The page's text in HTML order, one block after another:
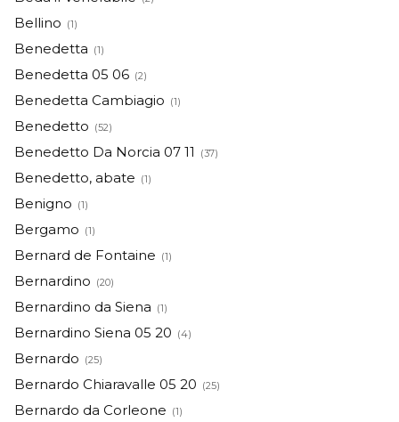
Bellino (1)
Benedetta (1)
Benedetta 05 06 (2)
Benedetta Cambiagio (1)
Benedetto (52)
Benedetto Da Norcia 07 11 (37)
Benedetto, abate (1)
Benigno (1)
Bergamo (1)
Bernard de Fontaine (1)
Bernardino (20)
Bernardino da Siena (1)
Bernardino Siena 05 20 (4)
Bernardo (25)
Bernardo Chiaravalle 05 20 (25)
Bernardo da Corleone (1)